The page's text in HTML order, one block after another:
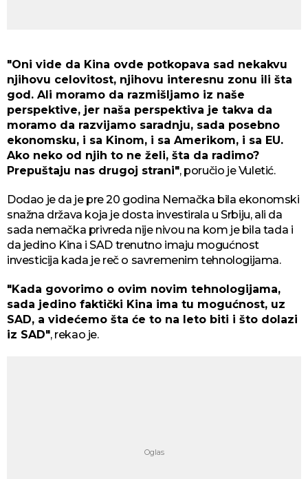
"Oni vide da Kina ovde potkopava sad nekakvu
njihovu celovitost, njihovu interesnu zonu ili šta
god. Ali moramo da razmišljamo iz naše
perspektive, jer naša perspektiva je takva da
moramo da razvijamo saradnju, sada posebno
ekonomsku, i sa Kinom, i sa Amerikom, i sa EU.
Ako neko od njih to ne želi, šta da radimo?
Prepuštaju nas drugoj strani", poručio je Vuletić.
Dodao je da je pre 20 godina Nemačka bila ekonomski
snažna država koja je dosta investirala u Srbiju, ali da
sada nemačka privreda nije nivou na kom je bila tada i
da jedino Kina i SAD trenutno imaju mogućnost
investicija kada je reč o savremenim tehnologijama.
"Kada govorimo o ovim novim tehnologijama,
sada jedino faktički Kina ima tu mogućnost, uz
SAD, a videćemo šta će to na leto biti i što dolazi
iz SAD", rekao je.